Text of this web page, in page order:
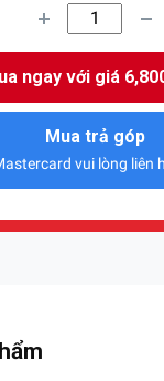
ngay với giá
Mua trả góp
vui lòng liên